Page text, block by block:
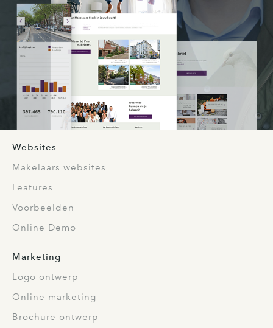
Websites
Makelaars websites
Features
Voorbeelden
Online Demo
Marketing
Logo ontwerp
Online marketing
Brochure ontwerp